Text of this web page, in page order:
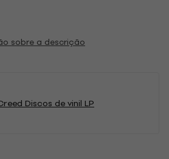
sobre a descrição
Discos de vinil LP